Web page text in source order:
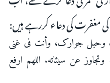
کی دعاء کررہے ہیں:
وحبل جوارک، وأنت فی غنی
عن سيئاته. اللهم ارفع